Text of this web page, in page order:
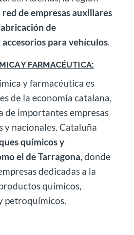
red de empresas auxiliares
de
para vehículos.
Y FARMACÉUTICA:
y farmacéutica es
de la economía catalana,
de importantes empresas
y nacionales. Cataluña
químicos y
el de Tarragona, donde
dedicadas a la
químicos,
petroquímicos.